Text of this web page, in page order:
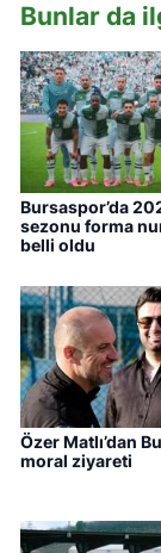
Bunlar da
Bursaspor’da
sezonu forma
belli oldu
Özer Matlı’dan
moral ziyareti